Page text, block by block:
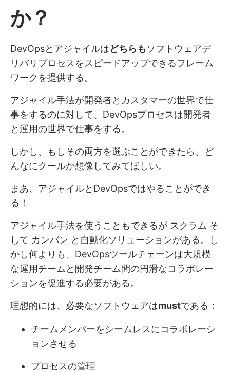
か？
DevOpsとアジャイルはどちらもソフトウェアデ
リバリプロセスをスピードアップできるフレーム
ワークを提供する。
アジャイル手法が開発者とカスタマーの世界で仕
事をするのに対して、DevOpsプロセスは開発者
と運用の世界で仕事をする。
しかし、もしその両方を選ぶことができたら、ど
んなにクールか想像してみてほしい。
まあ、アジャイルとDevOpsではやることができ
る！
アジャイル手法を使うこともできるが スクラム そ
して カンバン と自動化ソリューションがある。し
かし何よりも、DevOpsツールチェーンは大規模
な運用チームと開発チーム間の円滑なコラボレー
ションを促進する必要がある。
理想的には、必要なソフトウェアはmustである：
チームメンバーをシームレスにコラボレーシ
ョンさせる
プロセスの管理